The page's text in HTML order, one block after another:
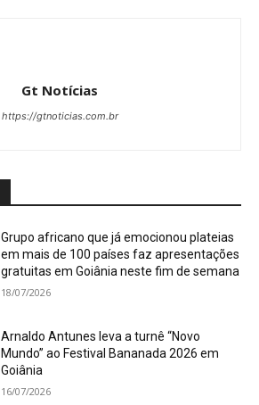
Gt Notícias
https://gtnoticias.com.br
Grupo africano que já emocionou plateias
em mais de 100 países faz apresentações
gratuitas em Goiânia neste fim de semana
18/07/2026
Arnaldo Antunes leva a turnê “Novo
Mundo” ao Festival Bananada 2026 em
Goiânia
16/07/2026